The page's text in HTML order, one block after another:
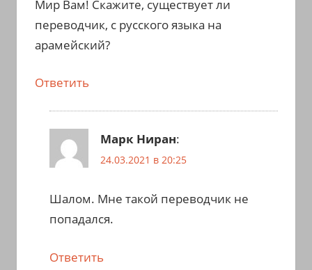
Мир Вам! Скажите, существует ли
переводчик, с русского языка на
арамейский?
Ответить
Марк Ниран:
24.03.2021 в 20:25
Шалом. Мне такой переводчик не
попадался.
Ответить